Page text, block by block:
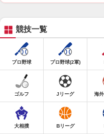
競技一覧
プロ野球 プロ野球(2軍)
ゴルフ Jリーグ 海
大相撲 Bリーグ